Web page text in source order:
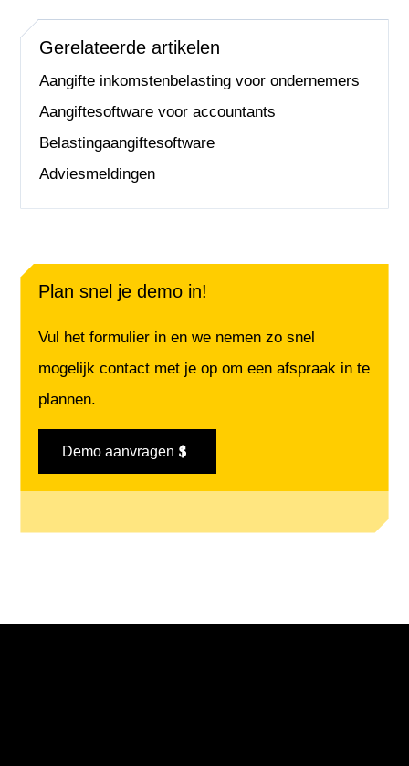
Gerelateerde artikelen
Aangifte inkomstenbelasting voor ondernemers
Aangiftesoftware voor accountants
Belastingaangiftesoftware
Adviesmeldingen
Plan snel je demo in!
Vul het formulier in en we nemen zo snel
mogelijk contact met je op om een afspraak in te
plannen.
Demo aanvragen